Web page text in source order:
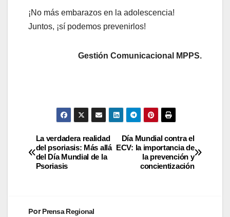
¡No más embarazos en la adolescencia!
Juntos, ¡sí podemos prevenirlos!
Gestión Comunicacional MPPS.
Día Mundial contra el
ECV: la importancia de
la prevención y
concientización
La verdadera realidad
del psoriasis: Más allá
del Día Mundial de la
Psoriasis
PorPrensa Regional